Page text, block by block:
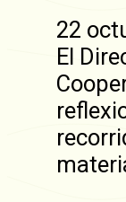
22
El